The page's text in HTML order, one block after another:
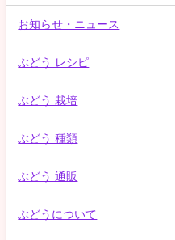
お知らせ・ニュース
ぶどう レシピ
ぶどう 栽培
ぶどう 種類
ぶどう 通販
ぶどうについて